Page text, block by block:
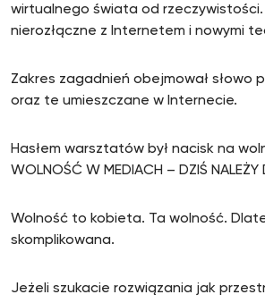
wirtualnego świata od
nierozłączne z Internetem i nowymi
Zakres zagadnień obejmował słowo
oraz te umieszczane w Internecie.
Hasłem warsztatów był nacisk na
WOLNOŚĆ W MEDIACH – DZIŚ NALEŻY
Wolność to kobieta. Ta wolność.
skomplikowana.
Jeżeli szukacie rozwiązania jak